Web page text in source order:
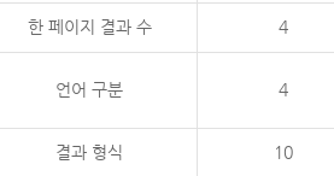
한 페이지 결과 수 4
언어 구분 4
결과 형식 10